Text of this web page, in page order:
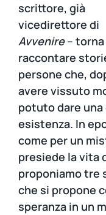
scrittore, già
vicedirettore di
Avvenire– torna
raccontare
persone che,
avere vissuto
potuto dare
esistenza. In
come per un
presiede la vita
proponiamo tre
che si propone
speranza in un